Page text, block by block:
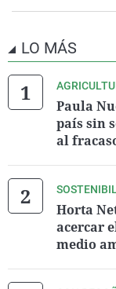
LO MÁS
Paula
país sin
al
Horta
acercar
medio